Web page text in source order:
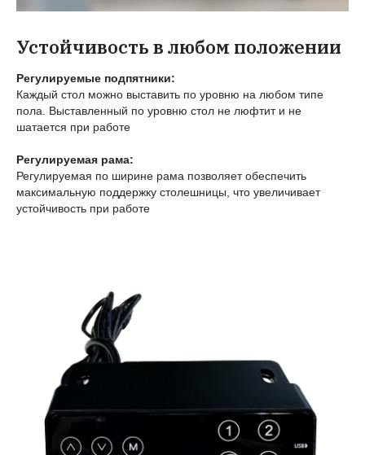
Устойчивость в любом положении
Регулируемые подпятники:
Каждый стол можно выставить по уровню на любом типе
пола. Выставленный по уровню стол не люфтит и не
шатается при работе
Регулируемая рама:
Регулируемая по ширине рама позволяет обеспечить
максимальную поддержку столешницы, что увеличивает
устойчивость при работе